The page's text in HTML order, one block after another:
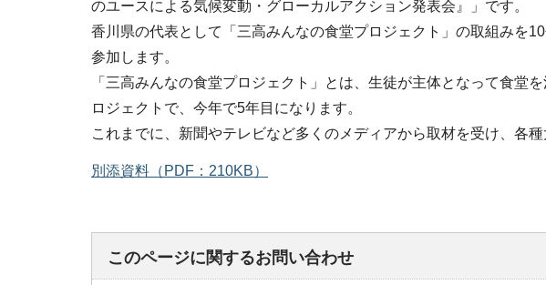
のユースによる気候変動・グローカルアクション発表会』」です。
香川県の代表として「三高みんなの食堂プロジェクト」の取組みを
参加します。
「三高みんなの食堂プロジェクト」とは、生徒が主体となって食堂
ロジェクトで、今年で5年目になります。
これまでに、新聞やテレビなど多くのメディアから取材を受け、各
別添資料（PDF：210KB）
このページに関するお問い合わせ